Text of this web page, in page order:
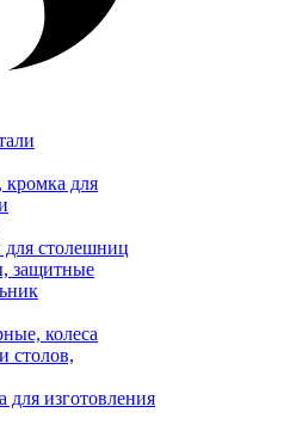
для
столешниц
защитные
колеса
столов,
изготовления